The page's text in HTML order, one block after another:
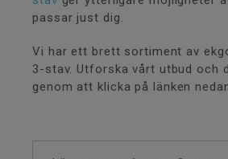
passar just dig.
Vi har ett brett sortiment av
3-stav. Utforska vårt utbud och
genom att klicka på länken